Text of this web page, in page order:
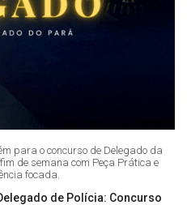
para o concurso de Delegado da
de semana com Peça Prática e
focada.
de Polícia: Concurso